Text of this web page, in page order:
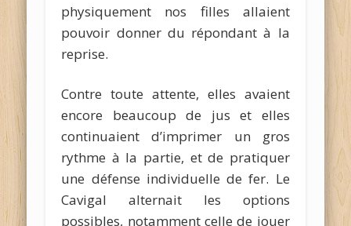
physiquement nos filles allaient
pouvoir donner du répondant à la
reprise.
Contre toute attente, elles avaient
encore beaucoup de jus et elles
continuaient d’imprimer un gros
rythme à la partie, et de pratiquer
une défense individuelle de fer. Le
Cavigal alternait les options
possibles, notamment celle de jouer